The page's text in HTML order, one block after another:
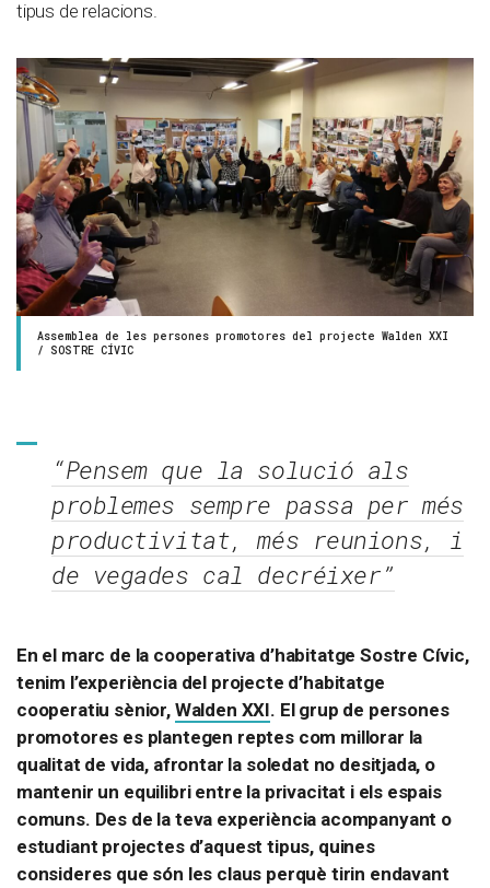
tipus de relacions.
Assemblea de les persones promotores del projecte Walden XXI
/ SOSTRE CÍVIC
“Pensem que la solució als
problemes sempre passa per més
productivitat, més reunions, i
de vegades cal decréixer”
En el marc de la cooperativa d’habitatge Sostre Cívic,
tenim l’experiència del projecte d’habitatge
cooperatiu sènior, Walden XXI. El grup de persones
promotores es plantegen reptes com millorar la
qualitat de vida, afrontar la soledat no desitjada, o
mantenir un equilibri entre la privacitat i els espais
comuns. Des de la teva experiència acompanyant o
estudiant projectes d’aquest tipus, quines
consideres que són les claus perquè tirin endavant